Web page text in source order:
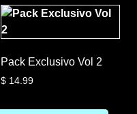
Pack Exclusivo Vol 2
$14.99